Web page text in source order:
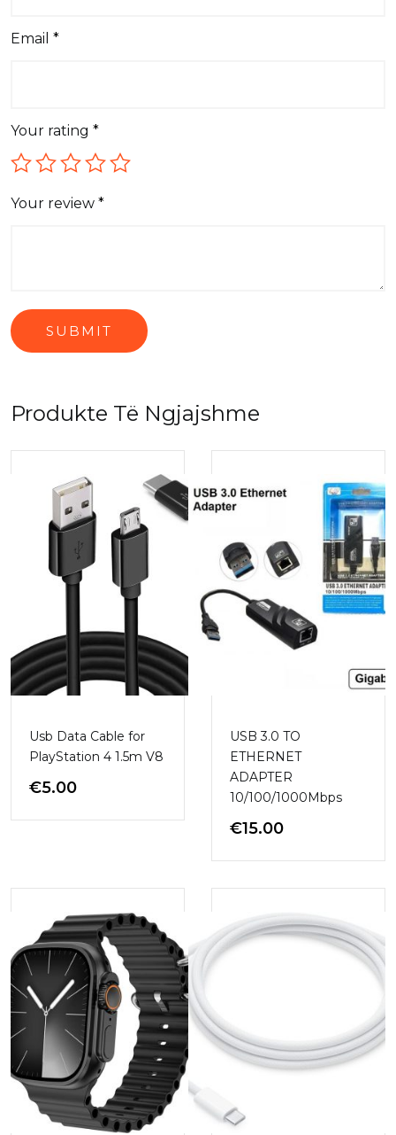
Email *
Your rating *
Your review *
Produkte Të Ngjajshme
Usb Data Cable for
PlayStation 4 1.5m V8
€5.00
USB 3.0 TO
ETHERNET
ADAPTER
10/100/1000Mbps
€15.00